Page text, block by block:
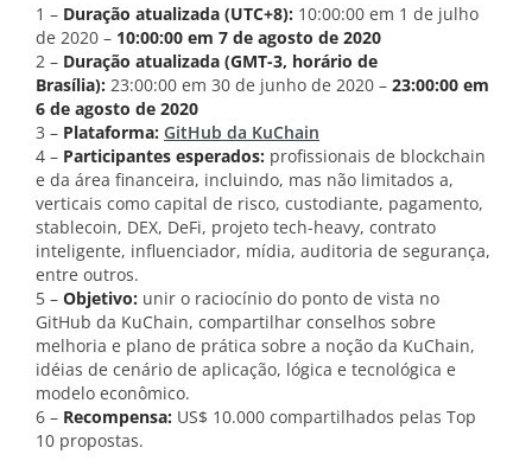
1 – Duração atualizada (UTC+8): 10:00:00 em 1 de julho
de 2020 – 10:00:00 em 7 de agosto de 2020
2 – Duração atualizada (GMT-3, horário de
Brasília): 23:00:00 em 30 de junho de 2020 – 23:00:00 em
6 de agosto de 2020
3 – Plataforma: GitHub da KuChain
4 – Participantes esperados: profissionais de blockchain
e da área financeira, incluindo, mas não limitados a,
verticais como capital de risco, custodiante, pagamento,
stablecoin, DEX, DeFi, projeto tech-heavy, contrato
inteligente, influenciador, mídia, auditoria de segurança,
entre outros.
5 – Objetivo: unir o raciocínio do ponto de vista no
GitHub da KuChain, compartilhar conselhos sobre
melhoria e plano de prática sobre a noção da KuChain,
idéias de cenário de aplicação, lógica e tecnológica e
modelo econômico.
6 – Recompensa: US$ 10.000 compartilhados pelas Top
10 propostas.